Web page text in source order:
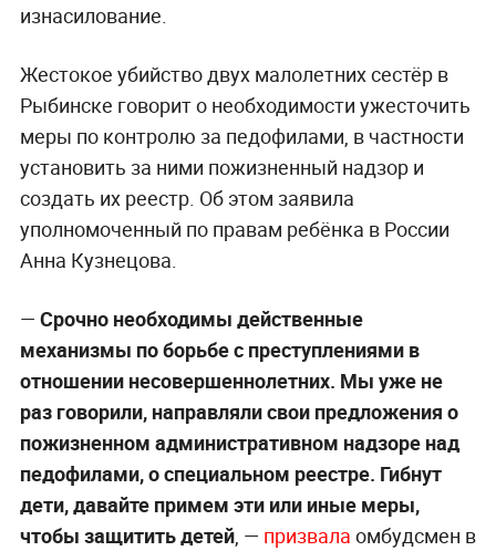
изнасилование.
Жестокое убийство двух малолетних сестёр в
Рыбинске говорит о необходимости ужесточить
меры по контролю за педофилами, в частности
установить за ними пожизненный надзор и
создать их реестр. Об этом заявила
уполномоченный по правам ребёнка в России
Анна Кузнецова.
— Срочно необходимы действенные
механизмы по борьбе с преступлениями в
отношении несовершеннолетних. Мы уже не
раз говорили, направляли свои предложения о
пожизненном административном надзоре над
педофилами, о специальном реестре. Гибнут
дети, давайте примем эти или иные меры,
чтобы защитить детей, — призвала омбудсмен в